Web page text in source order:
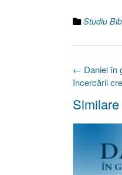
Studiu
Post
navigation
← Daniel în
încercării
Similare